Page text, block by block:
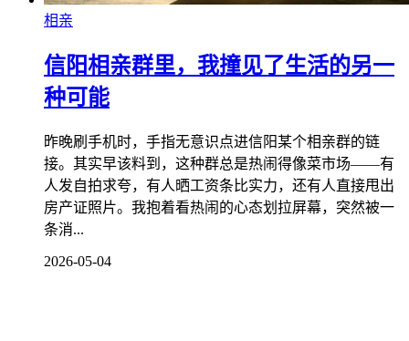
相亲
信阳相亲群里，我撞见了生活的另一
种可能
昨晚刷手机时，手指无意识点进信阳某个相亲群的链
接。其实早该料到，这种群总是热闹得像菜市场——有
人发自拍求夸，有人晒工资条比实力，还有人直接甩出
房产证照片。我抱着看热闹的心态划拉屏幕，突然被一
条消...
2026-05-04